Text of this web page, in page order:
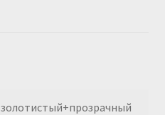
золотистый+прозрачный